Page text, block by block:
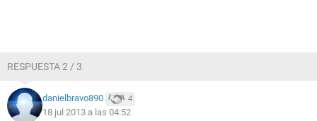
RESPUESTA 2 / 3
danielbravo890 4
18 jul 2013 a las 04:52